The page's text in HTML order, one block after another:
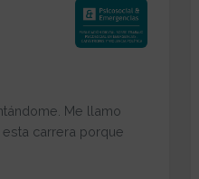
Me llamo
carrera porque